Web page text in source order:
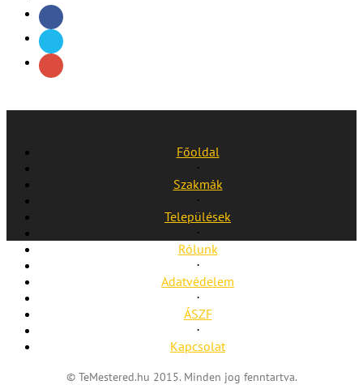
Főoldal
⋅
Szakmák
⋅
Települések
⋅
Rólunk
⋅
Adatvédelem
⋅
ÁSZF
⋅
Kapcsolat
© TeMestered.hu 2015. Minden jog fenntartva.